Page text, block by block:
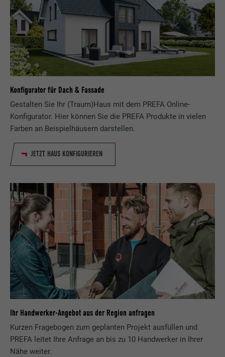
Konfigurator für Dach & Fassade
Gestalten Sie Ihr (Traum)Haus mit dem PREFA Online-
Konfigurator. Hier können Sie die PREFA Produkte in vielen
Farben an Beispielhäusern darstellen.
JETZT HAUS KONFIGURIEREN
Ihr Handwerker-Angebot aus der Region anfragen
Kurzen Fragebogen zum geplanten Projekt ausfüllen und
PREFA leitet Ihre Anfrage an bis zu 10 Handwerker in Ihrer
Nähe weiter.